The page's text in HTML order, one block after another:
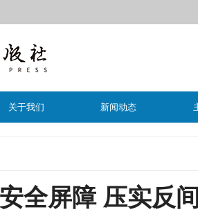
关于我们 新闻动态
全屏障 压实反